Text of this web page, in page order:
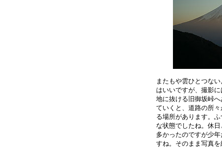
またもや雲ひとつな
はいいですが、撮影
地に抜ける旧御坂峠
ていくと、道路の所
る場所があります。
な状態でしたね。休
多かったのですが少